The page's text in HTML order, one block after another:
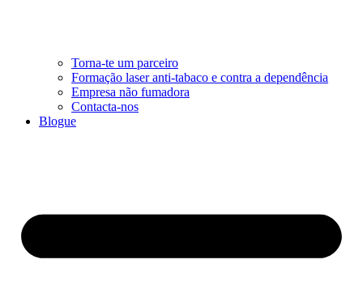
Torna-te um parceiro
Formação laser anti-tabaco e contra a dependência
Empresa não fumadora
Contacta-nos
Blogue